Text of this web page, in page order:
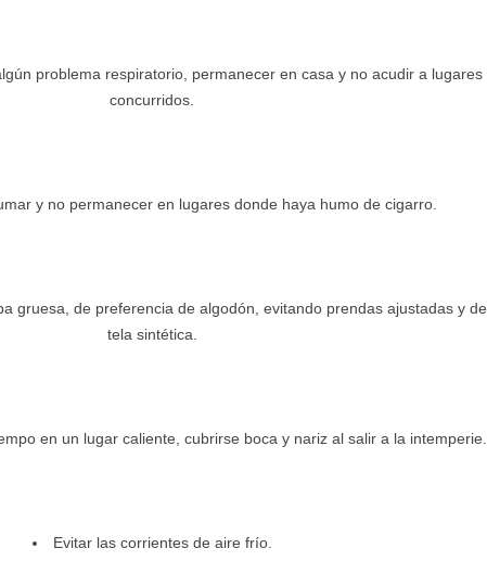
problema respiratorio, permanecer en casa y no acudir a lugares
concurridos.
y no permanecer en lugares donde haya humo de cigarro.
gruesa, de preferencia de algodón, evitando prendas ajustadas y de
tela sintética.
en un lugar caliente, cubrirse boca y nariz al salir a la intemperie.
Evitar las corrientes de aire frío.